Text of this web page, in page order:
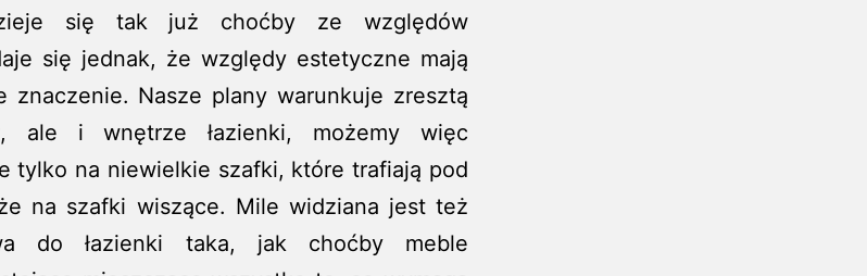
się tak już choćby ze względów
się jednak, że względy estetyczne mają
znaczenie. Nasze plany warunkuje zresztą
ale i wnętrze łazienki, możemy więc
tylko na niewielkie szafki, które trafiają pod
na szafki wiszące. Mile widziana jest też
do łazienki taka, jak choćby meble